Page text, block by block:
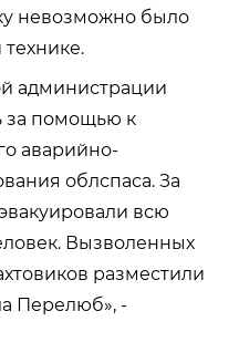
невозможно было
администрации
за помощью к
аварийно-
облспаса. За
всю
Вызволенных
разместили
Перелюб», -